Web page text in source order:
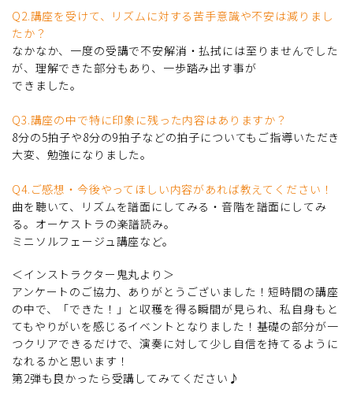
Q2.講座を受けて、リズムに対する苦手意識や不安は減りまし
たか？
なかなか、一度の受講で不安解消・払拭には至りませんでした
が、理解できた部分もあり、一歩踏み出す事が
できました。
Q3.講座の中で特に印象に残った内容はありますか？
8分の5拍子や8分の9拍子などの拍子についてもご指導いただき
大変、勉強になりました。
Q4.ご感想・今後やってほしい内容があれば教えてください！
曲を聴いて、リズムを譜面にしてみる・音階を譜面にしてみ
る。オーケストラの楽譜読み。
ミニソルフェージュ講座など。
＜インストラクター鬼丸より＞
アンケートのご協力、ありがとうございました！短時間の講座
の中で、「できた！」と収穫を得る瞬間が見られ、私自身もと
てもやりがいを感じるイベントとなりました！基礎の部分が一
つクリアできるだけで、演奏に対して少し自信を持てるように
なれるかと思います！
第2弾も良かったら受講してみてください♪